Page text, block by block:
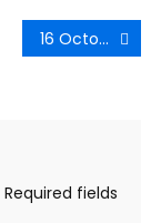
16 October 2022 Rajasthan Current Affairs PDF in Hindi
Required fields